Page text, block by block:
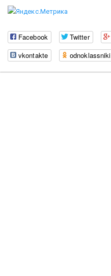
Facebook Twitter
vkontakte
odnoklassniki